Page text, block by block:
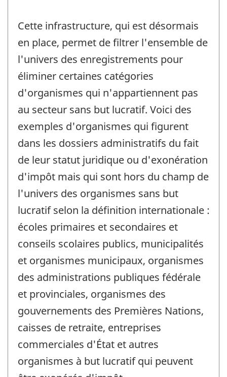
Cette infrastructure, qui est désormais
en place, permet de filtrer l'ensemble de
l'univers des enregistrements pour
éliminer certaines catégories
d'organismes qui n'appartiennent pas
au secteur sans but lucratif. Voici des
exemples d'organismes qui figurent
dans les dossiers administratifs du fait
de leur statut juridique ou d'exonération
d'impôt mais qui sont hors du champ de
l'univers des organismes sans but
lucratif selon la définition internationale :
écoles primaires et secondaires et
conseils scolaires publics, municipalités
et organismes municipaux, organismes
des administrations publiques fédérale
et provinciales, organismes des
gouvernements des Premières Nations,
caisses de retraite, entreprises
commerciales d'État et autres
organismes à but lucratif qui peuvent